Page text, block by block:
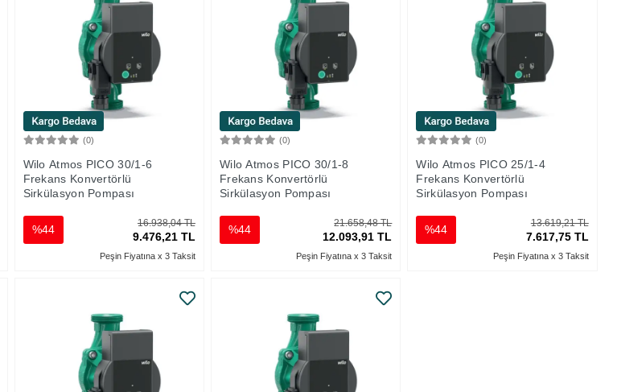
(0)
Wilo Atmos PICO 30/1-6
Frekans Konvertörlü
Sirkülasyon Pompası
16.938,04 TL
9.476,21 TL
%44
Peşin Fiyatına x 3 Taksit
(0)
Wilo Atmos PICO 30/1-8
Frekans Konvertörlü
Sirkülasyon Pompası
21.658,48 TL
12.093,91 TL
%44
Peşin Fiyatına x 3 Taksit
(0)
Wilo Atmos PICO 25/1-4
Frekans Konvertörlü
Sirkülasyon Pompası
13.619,21 TL
7.617,75 TL
%44
Peşin Fiyatına x 3 Taksit